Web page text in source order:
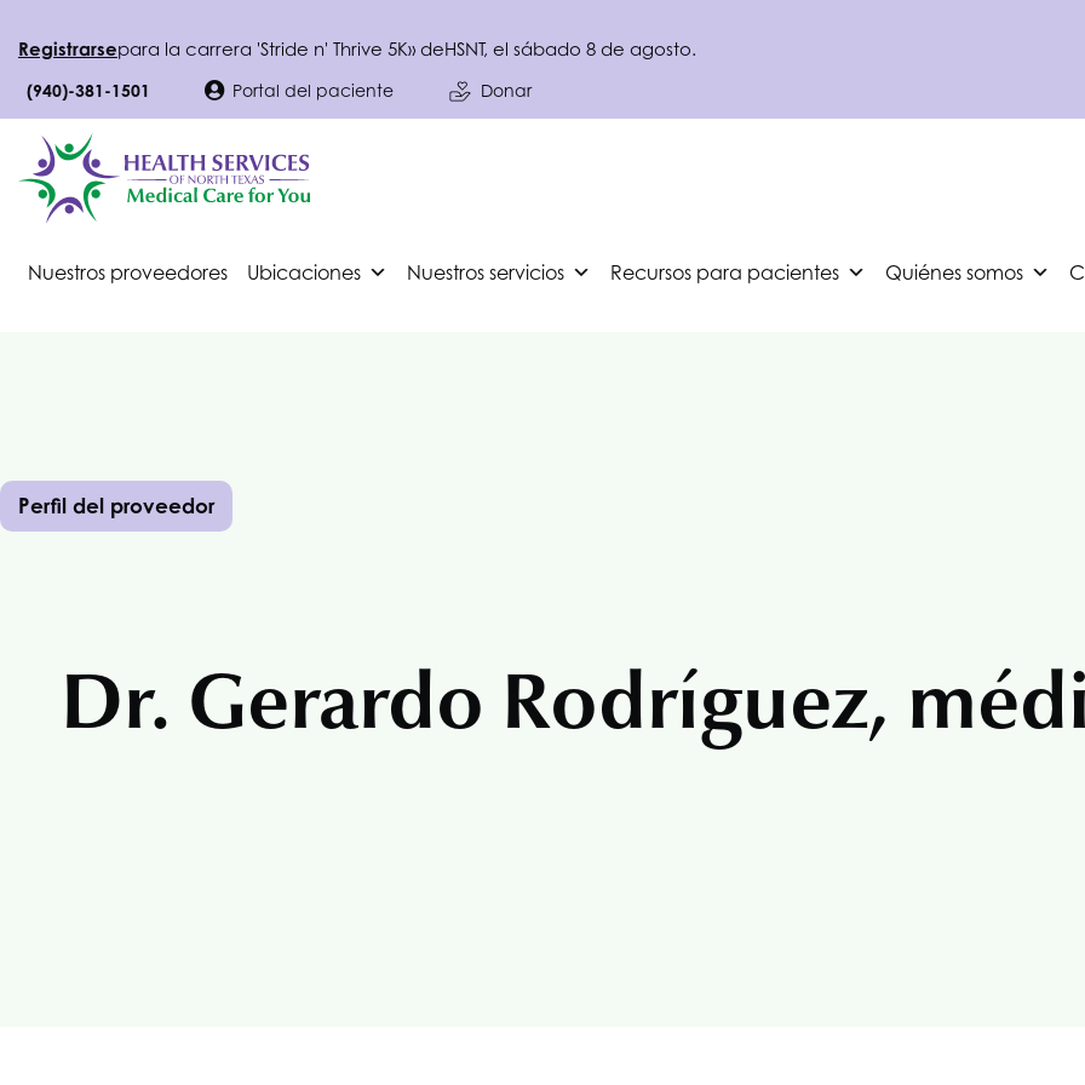
Registrarsepara la carrera 'Stride n' Thrive 5K» deHSNT, el sábado 8 de agosto.
(940)-381-1501 Portal del paciente Donar
Nuestros proveedores Ubicaciones Nuestros servicios Recursos para pacientes Quiénes somos
Perfil del proveedor
Dr. Gerardo Rodríguez,